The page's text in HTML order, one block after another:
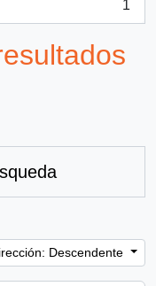
1
Descendente